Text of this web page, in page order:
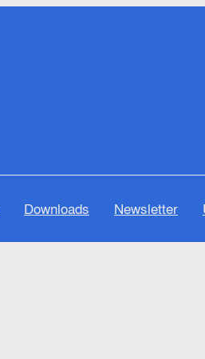
Downloads Newsletter